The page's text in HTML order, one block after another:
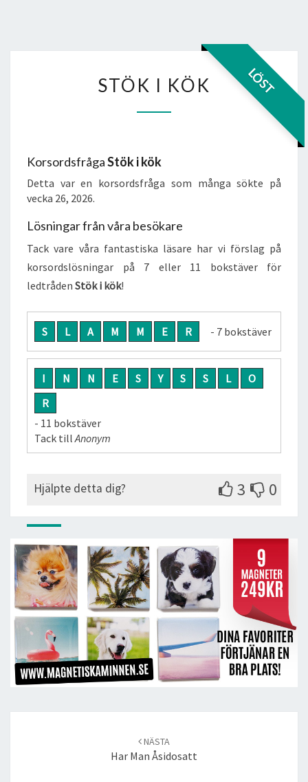
LÖST
STÖK I KÖK
KorsordsfrågaStök i kök
Detta var en korsordsfråga som många sökte på
vecka 26, 2026.
Lösningar från våra besökare
Tack vare våra fantastiska läsare har vi förslag på
korsordslösningar på 7 eller 11 bokstäver för
ledtråden Stök i kök!
S L A M M E R - 7 bokstäver
I N N E S Y S S L
O
R
- 11 bokstäver
Tack tillAnonym
Hjälpte detta dig? 3 0
NÄSTA
Har Man Åsidosatt